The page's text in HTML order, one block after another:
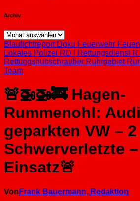
Archiv
Archiv
Blaulichtreport Doku Feuerwehr
Lokales Polizei RD | Rettungsdienst
Rettungshubschrauber Ruhrgebiet
Team
🚨🚁🚁🚒 Hagen-
Rummenohl:
geparkten VW – 2
Schwerverletzte
Einsatz🚨
Von Frank Bauermann, Redaktion